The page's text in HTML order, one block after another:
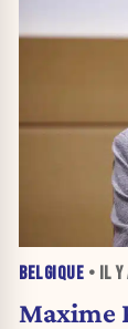
BELGIQUE • IL Y
Maxime